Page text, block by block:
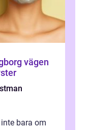
bara om